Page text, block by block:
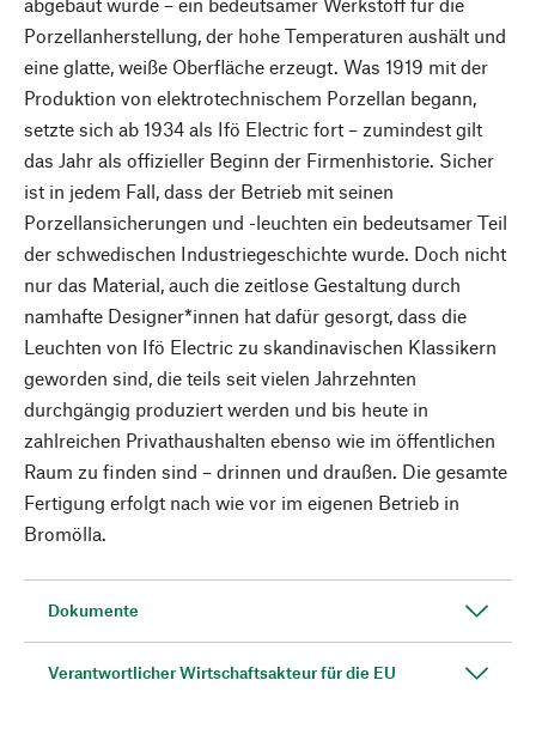
Porzellanherstellung, der hohe Temperaturen aushält und
eine glatte, weiße Oberfläche erzeugt. Was 1919 mit der
Produktion von elektrotechnischem Porzellan begann,
setzte sich ab 1934 als Ifö Electric fort – zumindest gilt
das Jahr als offizieller Beginn der Firmenhistorie. Sicher
ist in jedem Fall, dass der Betrieb mit seinen
Porzellansicherungen und -leuchten ein bedeutsamer Teil
der schwedischen Industriegeschichte wurde. Doch nicht
nur das Material, auch die zeitlose Gestaltung durch
namhafte Designer*innen hat dafür gesorgt, dass die
Leuchten von Ifö Electric zu skandinavischen Klassikern
geworden sind, die teils seit vielen Jahrzehnten
durchgängig produziert werden und bis heute in
zahlreichen Privathaushalten ebenso wie im öffentlichen
Raum zu finden sind – drinnen und draußen. Die gesamte
Fertigung erfolgt nach wie vor im eigenen Betrieb in
Bromölla.
Dokumente
Verantwortlicher Wirtschaftsakteur für die EU